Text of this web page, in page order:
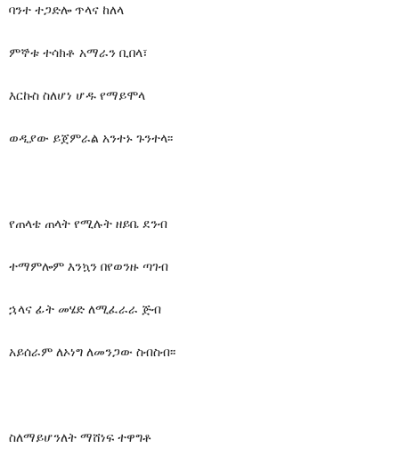
ባንተ ተጋድሎ ጥላና ከለላ
ምኞቱ ተሳክቶ አማራን ቢበላ፣
እርኩስ ስለሆነ ሆዱ የማይሞላ
ወዲያው ይጀምራል አንተኑ ጉንተላ፡፡
የጠላቴ ጠላት የሚሉት ዘይቤ ደንብ
ተማምሎም እንኳን በየወንዙ ጣገብ
ኋላና ፊት መሄድ ለሚፈራራ ጅብ
አይሰራም ለኦነግ ለመንጋው ስብስብ፡፡
ስለማይሆንለት ማሸነፍ ተዋግቶ